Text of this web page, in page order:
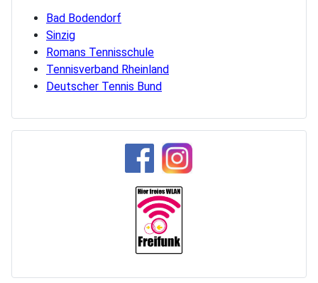
Bad Bodendorf
Sinzig
Romans Tennisschule
Tennisverband Rheinland
Deutscher Tennis Bund